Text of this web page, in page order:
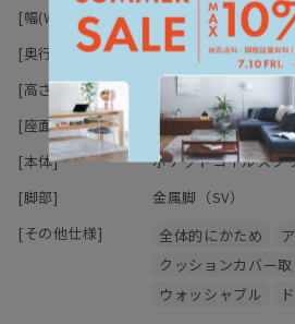
お掃除ロボットが通ることもできます。
シンプルなデザインですが、バリエーシ
びいただけるので、
お部屋のアクセントにもなり得るソファ
またファブリックの張地はフルカーバー
れが簡単なのもうれしいポイント。
替えカバーのお取り扱いもございますの
※本革は張り込みタイプです。カバーリ
[幅(W)]
186-206cm
[奥行(D)]
92cm
[高さ(H)]
70cm
[座面高さ(SH)]
39cm
[本体]
ポケットコイルスプ
[脚部]
金属脚（SV）
[その他仕様]
全体的にかため
クッションカバー
ウォッシャブル